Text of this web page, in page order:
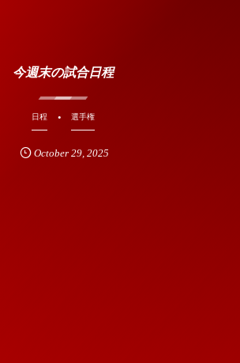
今週末の試合日程
日程 選手権
October 29,2025